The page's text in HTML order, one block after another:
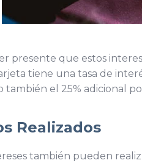
presente que estos
tiene una tasa de
también el 25% adicional
Realizados
también pueden